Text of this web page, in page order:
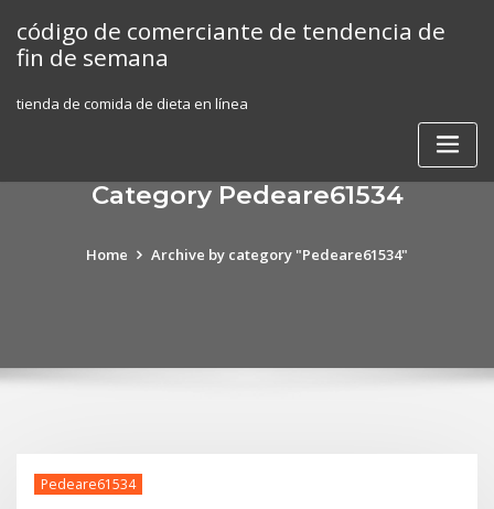
content
código de comerciante de tendencia de
fin de semana
tienda de comida de dieta en línea
Category Pedeare61534
Home Archive by category "Pedeare61534"
Pedeare61534